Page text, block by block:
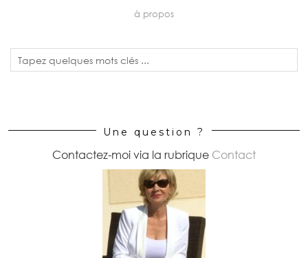
à propos
Une question ?
Contactez-moi via la rubrique Contact